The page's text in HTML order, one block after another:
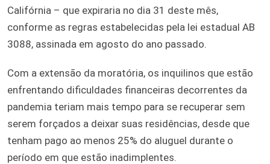
Califórnia – que expiraria no dia 31 deste mês,
conforme as regras estabelecidas pela lei estadual AB
3088, assinada em agosto do ano passado.
Com a extensão da moratória, os inquilinos que estão
enfrentando dificuldades financeiras decorrentes da
pandemia teriam mais tempo para se recuperar sem
serem forçados a deixar suas residências, desde que
tenham pago ao menos 25% do aluguel durante o
período em que estão inadimplentes.